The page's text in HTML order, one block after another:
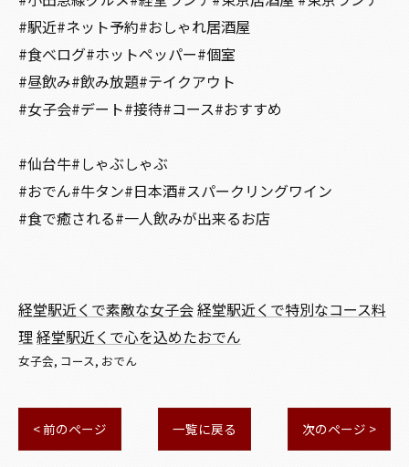
#駅近#ネット予約#おしゃれ居酒屋
#食べログ#ホットペッパー#個室
#昼飲み#飲み放題#テイクアウト
#女子会#デート#接待#コース#おすすめ
#仙台牛#しゃぶしゃぶ
#おでん#牛タン#日本酒#スパークリングワイン
#食で癒される#一人飲みが出来るお店
経堂駅近くで素敵な女子会経堂駅近くで特別なコース料
理経堂駅近くで心を込めたおでん
女子会 コース おでん
< 前のページ 一覧に戻る 次のページ >